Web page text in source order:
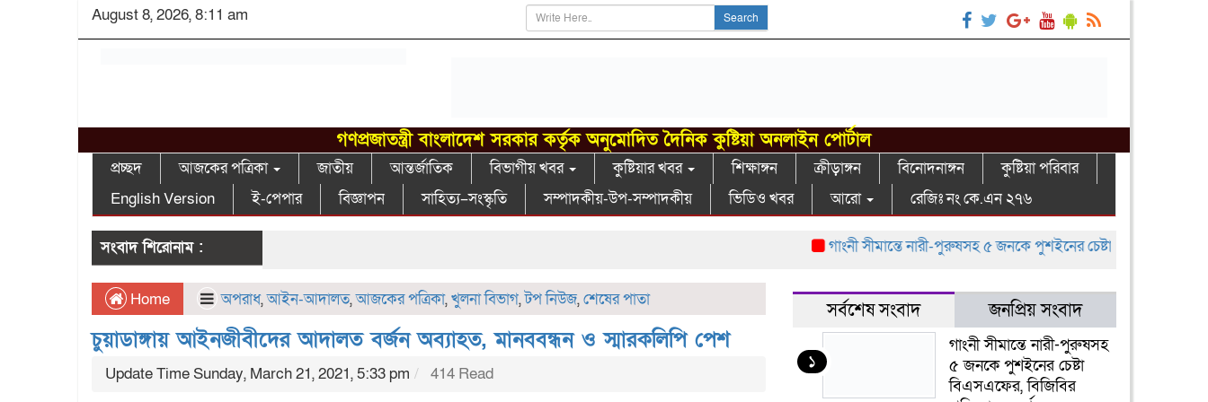
August 8, 2026, 8:11 am Search
গণপ্রজাতন্ত্রী বাংলাদেশ সরকার কর্তৃক অনুমোদিত দৈনিক কুষ্টিয়া অনলাইন পোর্টাল
প্রচ্ছদ আজকের পত্রিকা জাতীয় আন্তর্জাতিক বিভাগীয় খবর কুষ্টিয়ার খবর শিক্ষাঙ্গন ক্রীড়াঙ্গন বিনোদনাঙ্গন
কুষ্টিয়া পরিবার
English Version
ই-পেপার বিজ্ঞাপন সাহিত্য–সংস্কৃতি সম্পাদকীয়-উপ-সম্পাদকীয় ভিডিও খবর আরো রেজিঃ নং কে.এন ২৭৬
সংবাদ শিরোনাম : গাংনী সীমান্তে নারী-পুরুষসহ ৫ জনকে পুশইনের চেষ্টা বিএসএফের, বিজিবির
Home অপরাধ,আইন-আদালত,আজকের পত্রিকা,খুলনা বিভাগ,টপ নিউজ,শেষের পাতা
চুয়াডাঙ্গায় আইনজীবীদের আদালত বর্জন অব্যাহত, মানববন্ধন ও স্মারকলিপি পেশ
Update Time Sunday, March 21, 2021, 5:33 pm 414 Read
সর্বশেষ সংবাদ জনপ্রিয় সংবাদ
১
গাংনী সীমান্তে নারী-পুরুষসহ
৫ জনকে পুশইনের চেষ্টা
বিএসএফের, বিজিবির